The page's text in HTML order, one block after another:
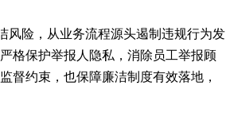
风险，从业务流程源头遏制违规行为发
格保护举报人隐私，消除员工举报顾
督约束，也保障廉洁制度有效落地，